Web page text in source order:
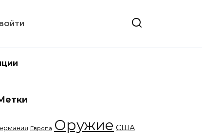
ВОЙТИ
Европа Оружие США